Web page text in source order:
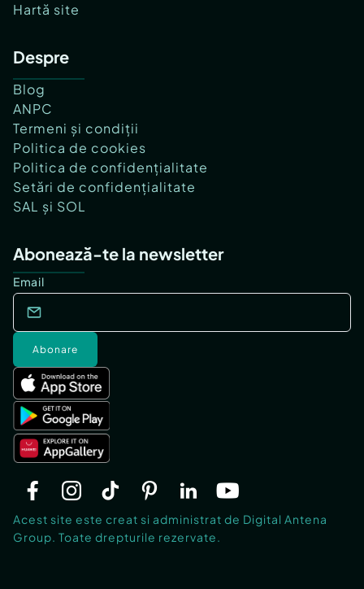
Hartă site
Despre
Blog
ANPC
Termeni și condiții
Politica de cookies
Politica de confidențialitate
Setări de confidențialitate
SAL și SOL
Abonează-te la newsletter
Email
Abonare
Acest site este creat si administrat de Digital Antena
Group. Toate drepturile rezervate.